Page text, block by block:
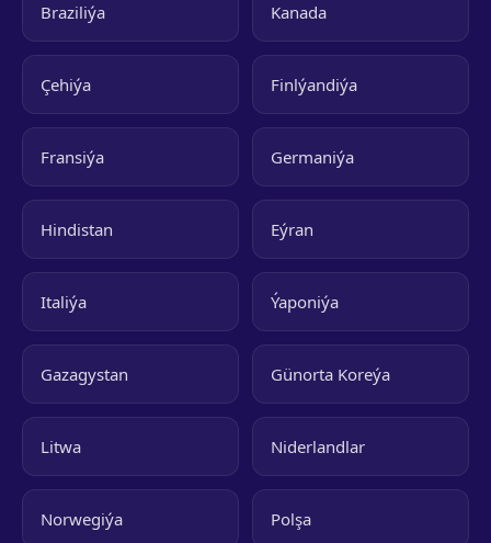
Braziliýa Kanada
Çehiýa Finlýandiýa
Fransiýa Germaniýa
Hindistan Eýran
Italiýa Ýaponiýa
Gazagystan Günorta Koreýa
Litwa Niderlandlar
Norwegiýa Polşa